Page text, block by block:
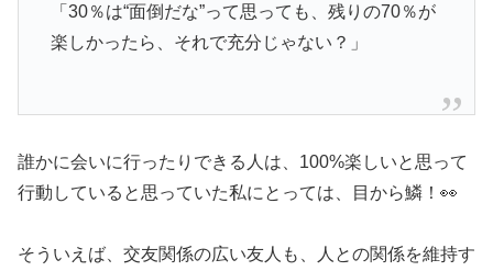
「30％は“面倒だな”って思っても、残りの70％が
楽しかったら、それで充分じゃない？」
誰かに会いに行ったりできる人は、100%楽しいと思って
行動していると思っていた私にとっては、目から鱗！👀
そういえば、交友関係の広い友人も、人との関係を維持す